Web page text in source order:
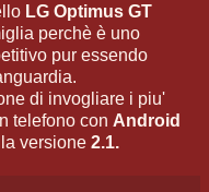
LG Optimus GT
perchè è uno
pur essendo
di invogliare i piu'
telefono con Android
versione 2.1.